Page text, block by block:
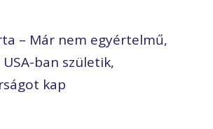
– Már nem egyértelmű,
ban születik,
kap